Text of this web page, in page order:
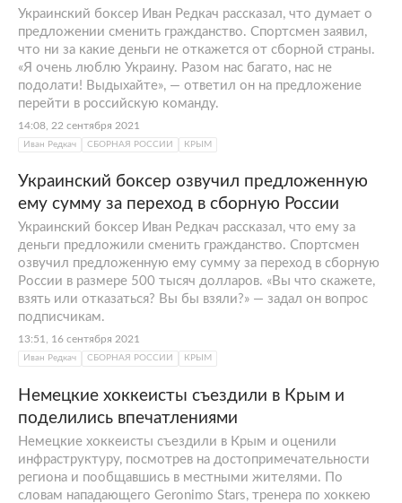
Украинский боксер Иван Редкач рассказал, что думает о
предложении сменить гражданство. Спортсмен заявил,
что ни за какие деньги не откажется от сборной страны.
«Я очень люблю Украину. Разом нас багато, нас не
подолати! Выдыхайте», — ответил он на предложение
перейти в российскую команду.
14:08, 22 сентября 2021
Иван Редкач СБОРНАЯ РОССИИ КРЫМ
Украинский боксер озвучил предложенную
ему сумму за переход в сборную России
Украинский боксер Иван Редкач рассказал, что ему за
деньги предложили сменить гражданство. Спортсмен
озвучил предложенную ему сумму за переход в сборную
России в размере 500 тысяч долларов. «Вы что скажете,
взять или отказаться? Вы бы взяли?» — задал он вопрос
подписчикам.
13:51, 16 сентября 2021
Иван Редкач СБОРНАЯ РОССИИ КРЫМ
Немецкие хоккеисты съездили в Крым и
поделились впечатлениями
Немецкие хоккеисты съездили в Крым и оценили
инфраструктуру, посмотрев на достопримечательности
региона и пообщавшись в местными жителями. По
словам нападающего Geronimo Stars, тренера по хоккею